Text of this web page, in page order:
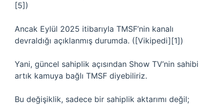
[5])
Ancak Eylül 2025 itibarıyla TMSF’nin kanalı
devraldığı açıklanmış durumda. ([Vikipedi][1])
Yani, güncel sahiplik açısından Show TV’nin sahibi
artık kamuya bağlı TMSF diyebiliriz.
Bu değişiklik, sadece bir sahiplik aktarımı değil;